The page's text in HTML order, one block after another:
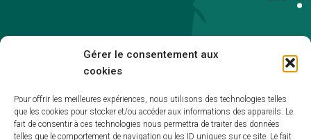
Gérer le consentement aux
cookies
Pour offrir les meilleures expériences, nous utilisons des technologies telles
que les cookies pour stocker et/ou accéder aux informations des appareils. Le
fait de consentir à ces technologies nous permettra de traiter des données
telles que le comportement de navigation ou les ID uniques sur ce site. Le fait